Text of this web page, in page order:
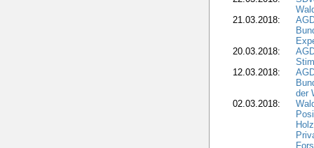
21.03.2018:
20.03.2018:
12.03.2018:
der
02.03.2018: